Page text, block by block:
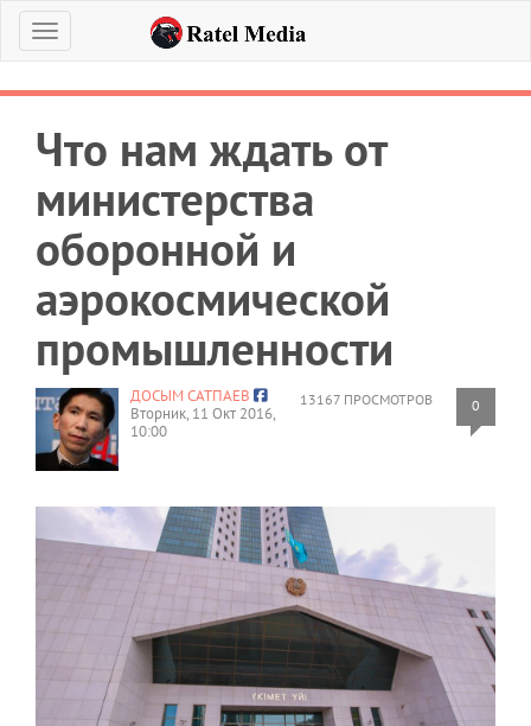
Меню
Что нам ждать от
министерства
оборонной и
аэрокосмической
промышленности
13167 ПРОСМОТРОВ 0
ДОСЫМ САТПАЕВ
Вторник, 11 Окт 2016,
10:00